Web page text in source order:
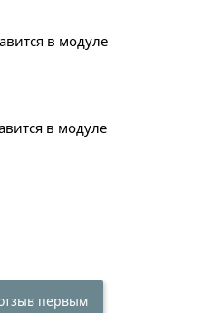
в модуле
в модуле
первым